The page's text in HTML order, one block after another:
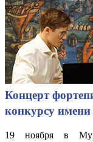
Концерт
конкурсу
19 ноября в